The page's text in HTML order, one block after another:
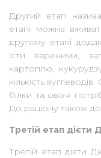
Другий етап
етапі можна
другому етапі
їсти вареними,
картоплю,
кількість
білки та овочі
До раціону також
Третій етап дієти
Третій етап дієти